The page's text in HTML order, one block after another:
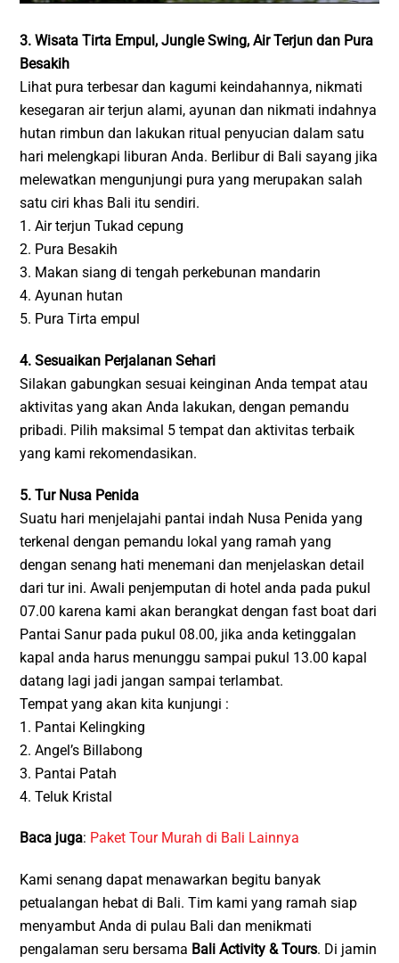
3. Wisata Tirta Empul, Jungle Swing, Air Terjun dan Pura
Besakih
Lihat pura terbesar dan kagumi keindahannya, nikmati
kesegaran air terjun alami, ayunan dan nikmati indahnya
hutan rimbun dan lakukan ritual penyucian dalam satu
hari melengkapi liburan Anda. Berlibur di Bali sayang jika
melewatkan mengunjungi pura yang merupakan salah
satu ciri khas Bali itu sendiri.
1. Air terjun Tukad cepung
2. Pura Besakih
3. Makan siang di tengah perkebunan mandarin
4. Ayunan hutan
5. Pura Tirta empul
4. Sesuaikan Perjalanan Sehari
Silakan gabungkan sesuai keinginan Anda tempat atau
aktivitas yang akan Anda lakukan, dengan pemandu
pribadi. Pilih maksimal 5 tempat dan aktivitas terbaik
yang kami rekomendasikan.
5. Tur Nusa Penida
Suatu hari menjelajahi pantai indah Nusa Penida yang
terkenal dengan pemandu lokal yang ramah yang
dengan senang hati menemani dan menjelaskan detail
dari tur ini. Awali penjemputan di hotel anda pada pukul
07.00 karena kami akan berangkat dengan fast boat dari
Pantai Sanur pada pukul 08.00, jika anda ketinggalan
kapal anda harus menunggu sampai pukul 13.00 kapal
datang lagi jadi jangan sampai terlambat.
Tempat yang akan kita kunjungi :
1. Pantai Kelingking
2. Angel’s Billabong
3. Pantai Patah
4. Teluk Kristal
Baca juga: Paket Tour Murah di Bali Lainnya
Kami senang dapat menawarkan begitu banyak
petualangan hebat di Bali. Tim kami yang ramah siap
menyambut Anda di pulau Bali dan menikmati
pengalaman seru bersama Bali Activity & Tours. Di jamin